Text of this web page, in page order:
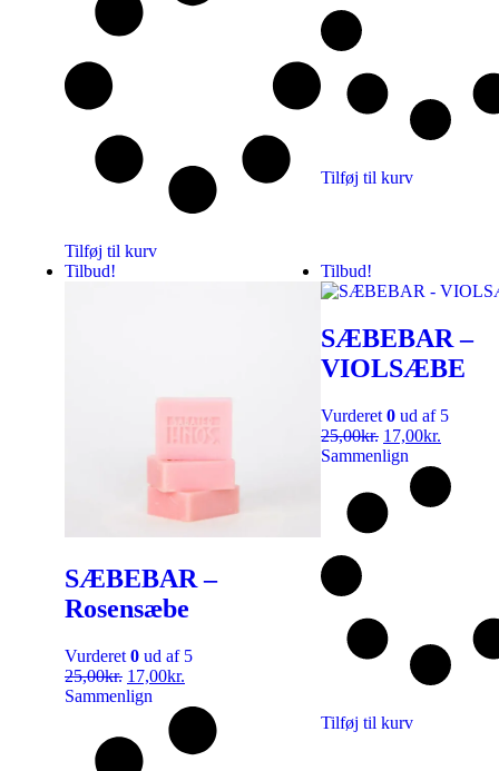
Tilføj til kurv
Tilføj til kurv
Tilbud!
SÆBEBAR –
Rosensæbe
Vurderet 0 ud af 5
25,00kr. 17,00kr.
Sammenlign
Tilbud!
SÆBEBAR –
VIOLSÆBE
Vurderet 0 ud af 5
25,00kr. 17,00kr.
Sammenlign
Tilføj til kurv